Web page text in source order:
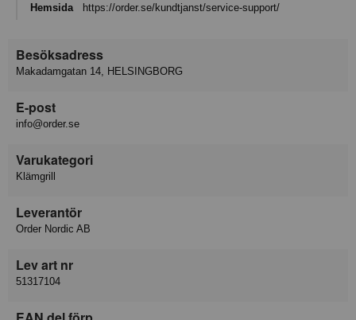
Hemsida
https://order.se/kundtjanst/service-support/
Besöksadress
Makadamgatan 14, HELSINGBORG
E-post
info@order.se
Varukategori
Klämgrill
Leverantör
Order Nordic AB
Lev art nr
51317104